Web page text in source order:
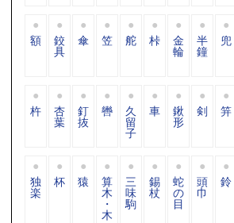
額 鉸
具
傘 笠 舵 桛 金
輪
半
鐘
兜
杵 杏
葉
釘
抜
轡 久
留
子
車 鍬
形
剣 笄
独
楽
杯 猿 算
木
・
木
三
味
駒
錫
杖
蛇
の
目
頭
巾
鈴